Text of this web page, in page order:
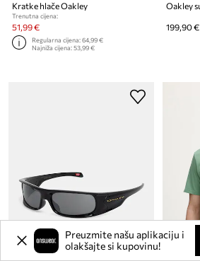
Kratke hlače Oakley
Trenutna cijena:
51,99 €
Regularna cijena:64,99 €
Najniža cijena:53,99 €
199,90 €
Preuzmite našu aplikaciju i
olakšajte si kupovinu!